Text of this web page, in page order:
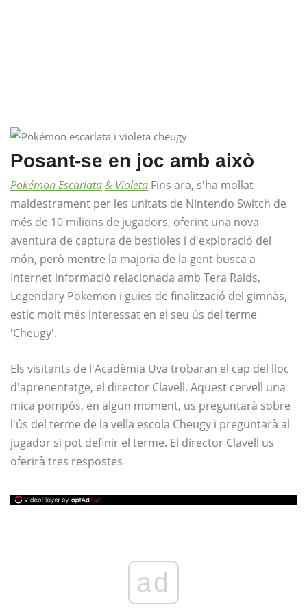
Posant-se en joc amb això
Pokémon Escarlata& Violeta Fins ara, s'ha mollat ​​
maldestrament per les unitats de Nintendo Switch de
més de 10 milions de jugadors, oferint una nova
aventura de captura de bestioles i d'exploració del
món, però mentre la majoria de la gent busca a
Internet informació relacionada amb Tera Raids,
Legendary Pokemon i guies de finalització del gimnàs,
estic molt més interessat en el seu ús del terme
'Cheugy'.
Els visitants de l'Acadèmia Uva trobaran el cap del lloc
d'aprenentatge, el director Clavell. Aquest cervell una
mica pompós, en algun moment, us preguntarà sobre
l'ús del terme de la vella escola Cheugy i preguntarà al
jugador si pot definir el terme. El director Clavell us
oferirà tres respostes
ad